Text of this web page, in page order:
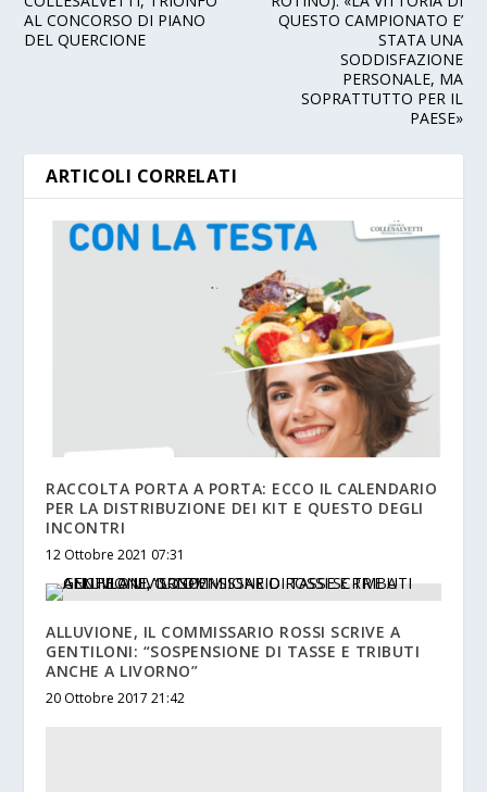
AL CONCORSO DI PIANO
DEL QUERCIONE
QUESTO CAMPIONATO E’
STATA UNA
SODDISFAZIONE
PERSONALE, MA
SOPRATTUTTO PER IL
PAESE»
ARTICOLI CORRELATI
RACCOLTA PORTA A PORTA: ECCO IL CALENDARIO
PER LA DISTRIBUZIONE DEI KIT E QUESTO DEGLI
INCONTRI
12 Ottobre 2021 07:31
ALLUVIONE, IL COMMISSARIO ROSSI SCRIVE A
GENTILONI: “SOSPENSIONE DI TASSE E TRIBUTI
ANCHE A LIVORNO”
20 Ottobre 2017 21:42